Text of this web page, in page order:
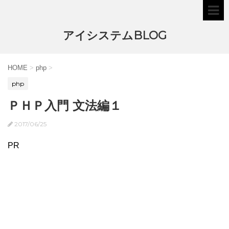
アイシステムBLOG
HOME > php >
php
ＰＨＰ入門 文法編１
2017/06/25
PR